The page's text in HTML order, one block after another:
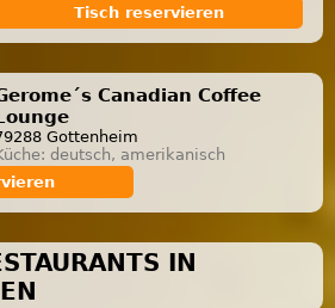
Tisch reservieren
Canadian Coffee
Gottenheim
deutsch, amerikanisch
IN